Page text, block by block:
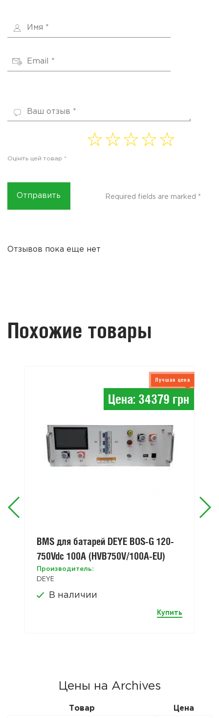
Required fields are marked *
Оцініть цей товар *
1 of
2 of
3 of
4
5 of
Отзывов пока еще нет
Похожие товары
Цена: 34379 грн
Лучшая цена
BMS для батарей DEYE BOS-G 120-
750Vdc 100A (HVB750V/100A-EU)
Производитель:
DEYE
В наличии
Купить
Цены на Archives
Товар Цена